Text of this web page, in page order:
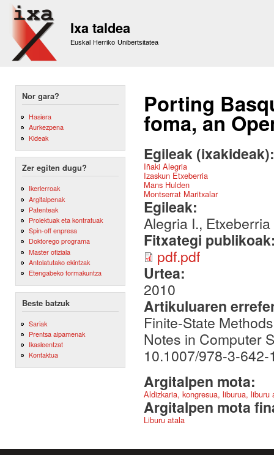
Ixa taldea
Euskal Herriko Unibertsitatea
Nor gara?
Hasiera
Aurkezpena
Kideak
Zer egiten dugu?
Ikerlerroak
Argitalpenak
Patenteak
Proiektuak eta kontratuak
Spin-off enpresa
Doktorego programa
Master ofiziala
Antolatutako ekintzak
Etengabeko formakuntza
Beste batzuk
Sariak
Prentsa aipamenak
Ikasleentzat
Kontaktua
Porting
foma, an
Egileak
Iñaki Alegria
Izaskun Etxeberria
Mans Hulden
Montserrat Maritxalar
Egileak:
Alegria I.,
Fitxategi
pdf.pdf
Urtea:
2010
Artikuluaren
Finite-State
Notes in Computer
10.1007/978-3-
Argitalpen mota:
Aldizkaria, kongresua, liburua,
Argitalpen mota
Liburu atala